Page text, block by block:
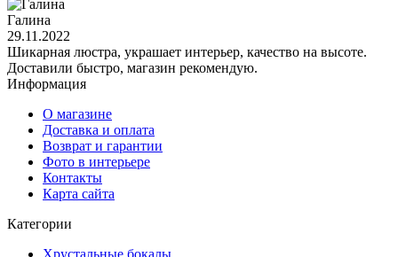
Галина
29.11.2022
Шикарная люстра, украшает интерьер, качество на высоте.
Доставили быстро, магазин рекомендую.
Информация
О магазине
Доставка и оплата
Возврат и гарантии
Фото в интерьере
Контакты
Карта сайта
Категории